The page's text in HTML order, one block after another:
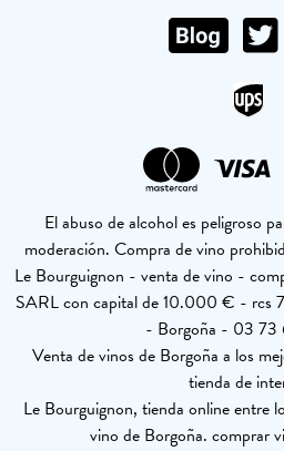
El abuso de alcohol es peligroso
moderación. Compra de vino
Le Bourguignon - venta de vino -
SARL con capital de 10.000 € - rcs
- Borgoña - 03
Venta de vinos de Borgoña a los
tienda de
Le Bourguignon, tienda online entre
vino de Borgoña. comprar